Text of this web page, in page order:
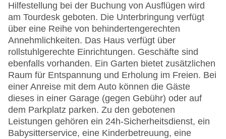
Hilfestellung bei der Buchung von Ausflügen wird
am Tourdesk geboten. Die Unterbringung verfügt
über eine Reihe von behindertengerechten
Annehmlichkeiten. Das Haus verfügt über
rollstuhlgerechte Einrichtungen. Geschäfte sind
ebenfalls vorhanden. Ein Garten bietet zusätzlichen
Raum für Entspannung und Erholung im Freien. Bei
einer Anreise mit dem Auto können die Gäste
dieses in einer Garage (gegen Gebühr) oder auf
dem Parkplatz parken. Zu den gebotenen
Leistungen gehören ein 24h-Sicherheitsdienst, ein
Babysitterservice, eine Kinderbetreuung, eine